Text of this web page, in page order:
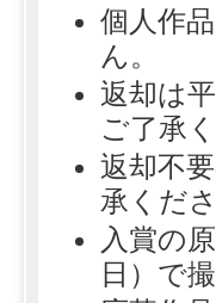
個人作
ん。
返却は
ご了承
返却不
承くださ
入賞の
日）で